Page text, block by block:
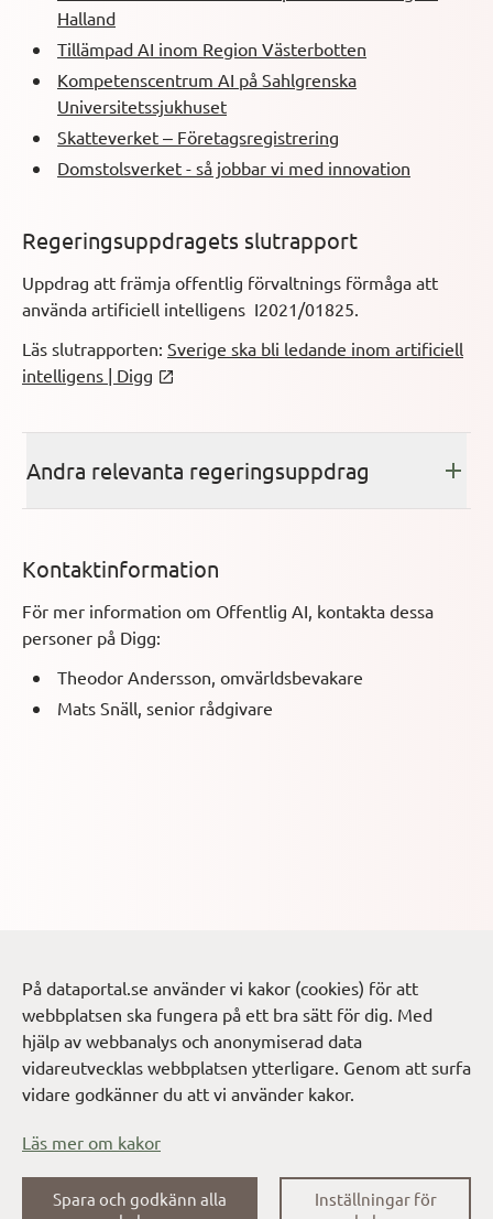
På dataportal.se använder vi kakor (cookies) för att
webbplatsen ska fungera på ett bra sätt för dig. Med
hjälp av webbanalys och anonymiserad data
vidareutvecklas webbplatsen ytterligare. Genom att surfa
vidare godkänner du att vi använder kakor.
Läs mer om kakor
Spara och godkänn alla
Inställningar för
Halland
Tillämpad AI inom Region Västerbotten
Kompetenscentrum AI på Sahlgrenska
Universitetssjukhuset
Skatteverket – Företagsregistrering
Domstolsverket - så jobbar vi med innovation
Regeringsuppdragets slutrapport
Uppdrag att främja offentlig förvaltnings förmåga att
använda artificiell intelligens I2021/01825.
Läs slutrapporten: Sverige ska bli ledande inom artificiell
intelligens | Digg
Andra relevanta regeringsuppdrag
Kontaktinformation
För mer information om Offentlig AI, kontakta dessa
personer på Digg:
Theodor Andersson, omvärldsbevakare
Mats Snäll, senior rådgivare
Dataportalen
Om webbplatsen